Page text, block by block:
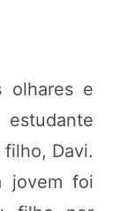
olhares e
Davi.
jovem foi